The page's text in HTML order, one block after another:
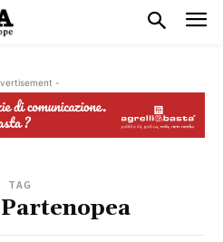
-
TAG